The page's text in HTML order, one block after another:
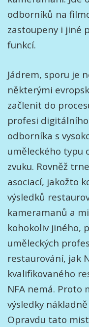
odborníků na
zastoupeny i jiné
funkcí.
Jádrem, sporu je
některými
začlenit do
profesi
odborníka s
uměleckého typu
zvuku. Rovněž
asociací, jakožto
výsledků
kameramanů a
kohokoliv jiného,
uměleckých
restaurování, jak
kvalifikovaného
NFA nemá. Proto
výsledky
Opravdu tato